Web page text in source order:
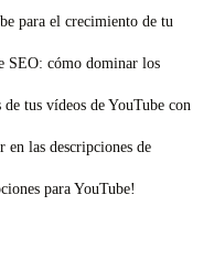
para el crecimiento de tu
SEO: cómo dominar los
tus vídeos de YouTube con
en las descripciones de
para YouTube!